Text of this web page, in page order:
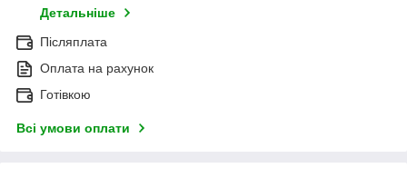
Детальніше
Післяплата
Оплата на рахунок
Готівкою
Всі умови оплати